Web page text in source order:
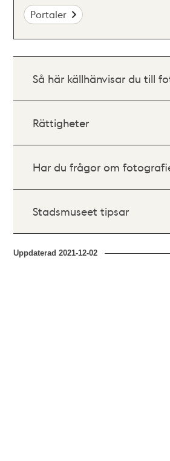
Portaler
Så här källhänvisar du till
Rättigheter
Har du frågor om
Stadsmuseet tipsar
Uppdaterad2021-12-02